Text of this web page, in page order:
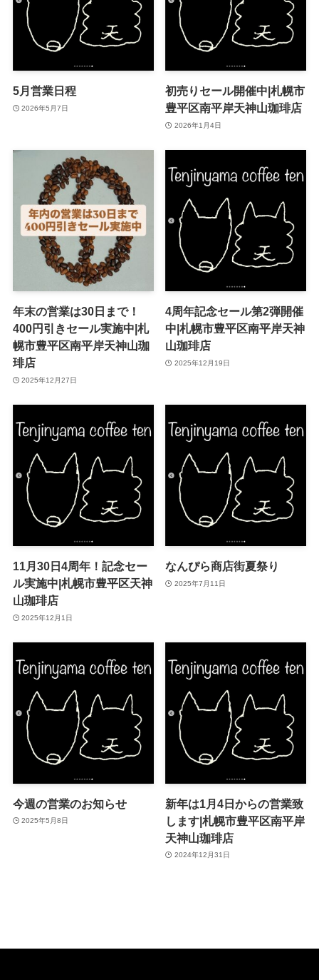
5月営業日程
2026年5月7日
初売りセール開催中|札幌市
豊平区南平岸天神山珈琲店
2026年1月4日
年末の営業は30日まで！
400円引きセール実施中|札
幌市豊平区南平岸天神山珈
琲店
2025年12月27日
4周年記念セール第2弾開催
中|札幌市豊平区南平岸天神
山珈琲店
2025年12月19日
11月30日4周年！記念セー
ル実施中|札幌市豊平区天神
山珈琲店
2025年12月1日
なんぴら商店街夏祭り
2025年7月11日
今週の営業のお知らせ
2025年5月8日
新年は1月4日からの営業致
します|札幌市豊平区南平岸
天神山珈琲店
2024年12月31日